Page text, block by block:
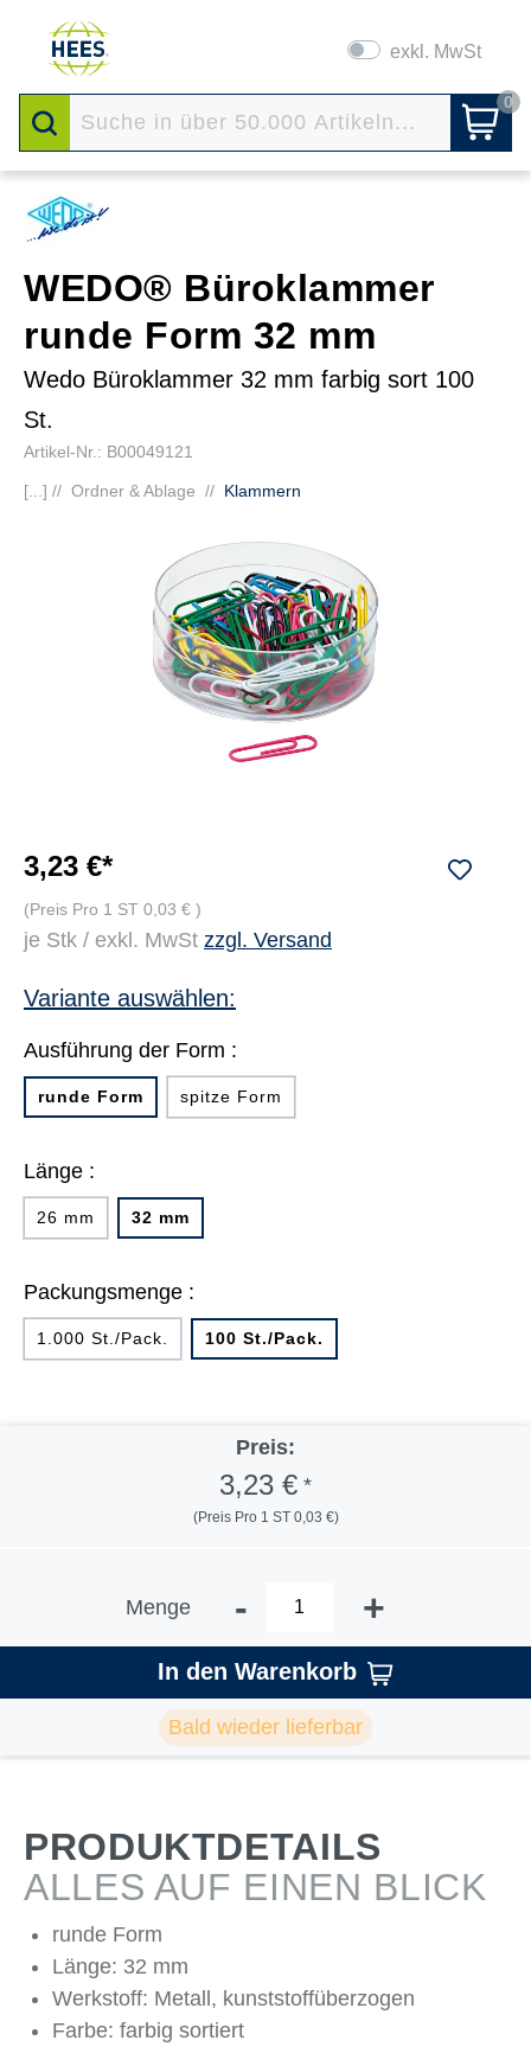
exkl. MwSt
0
WEDO® Büroklammer
runde Form 32 mm
Wedo Büroklammer 32 mm farbig sort 100
St.
Artikel-Nr.: B00049121
[...] // Ordner & Ablage // Klammern
3,23 €*
(Preis Pro 1 ST 0,03 € )
je Stk / exkl. MwSt zzgl. Versand
Variante auswählen:
Ausführung der Form :
runde Form spitze Form
Länge :
26 mm 32 mm
Packungsmenge :
1.000 St./Pack. 100 St./Pack.
Preis:
3,23 € *
(Preis Pro 1 ST 0,03 €)
Menge - +
In den Warenkorb
Bald wieder lieferbar
PRODUKTDETAILS
ALLES AUF EINEN BLICK
runde Form
Länge: 32 mm
Werkstoff: Metall, kunststoffüberzogen
Farbe: farbig sortiert